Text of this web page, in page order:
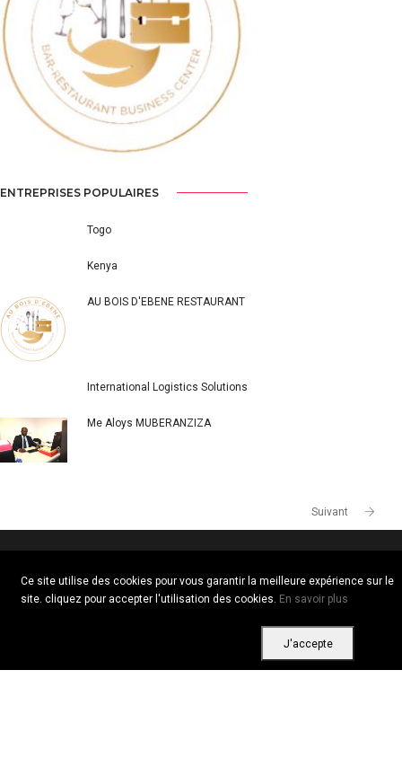
Previous Next
ENTREPRISES POPULAIRES
Togo
Kenya
AU BOIS D'EBENE RESTAURANT
International Logistics Solutions
Me Aloys MUBERANZIZA
Suivant
Ce site utilise des cookies pour vous garantir la meilleure expérience sur le
site. cliquez pour accepter l'utilisation des cookies. En savoir plus
J'accepte
Copyright © 2026 Tous droits réservés. Vitrine Africaine